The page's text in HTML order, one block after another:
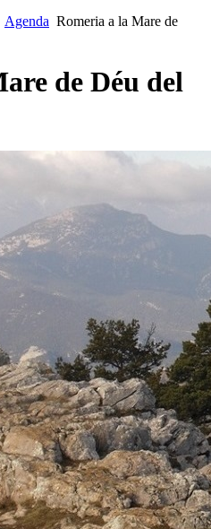
Agenda Romeria a la Mare de
de Déu del